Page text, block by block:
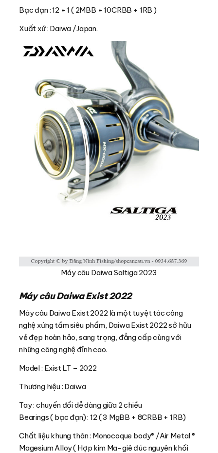
Bạc đạn : 12 + 1 ( 2MBB + 10CRBB + 1RB )
Xuất xứ : Daiwa /Japan.
Máy câu Daiwa Saltiga 2023
Máy câu Daiwa Exist 2022
Máy câu Daiwa Exist 2022 là một tuyệt tác công
nghệ xứng tầm siêu phẩm, Daiwa Exist 2022 sở hữu
vẻ đẹp hoàn hảo, sang trọng, đẳng cấp cùng với
những công nghệ đỉnh cao.
Model : Exist LT – 2022
Thương hiệu : Daiwa
Tay : chuyển đổi dễ dàng giữa 2 chiều
Bearings ( bạc đạn) : 12 ( 3 MgBB + 8CRBB + 1RB)
Chất liệu khung thân : Monocoque body® /Air Metal ®
Magesium Alloy ( Hợp kim Ma-giê đúc nguyên khối